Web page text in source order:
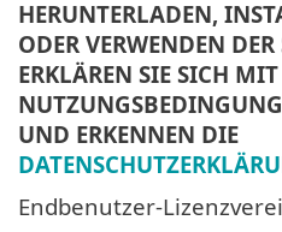
HERUNTERLADEN,
ODER VERWENDEN DER
ERKLÄREN SIE SICH
UND ERKENNEN DIE
Endbenutzer-